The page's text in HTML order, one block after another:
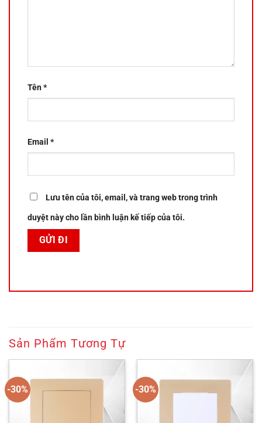
Tên*
Email *
Lưu tên của tôi, email, và trang web trong trình
duyệt này cho lần bình luận kế tiếp của tôi.
Sản Phẩm Tương Tự
-30% -30%